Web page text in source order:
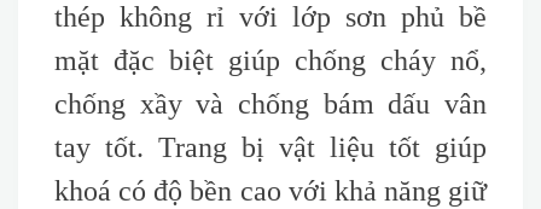
thép không rỉ với lớp sơn phủ bề
mặt đặc biệt giúp chống cháy nổ,
chống xầy và chống bám dấu vân
tay tốt. Trang bị vật liệu tốt giúp
khoá có độ bền cao với khả năng giữ